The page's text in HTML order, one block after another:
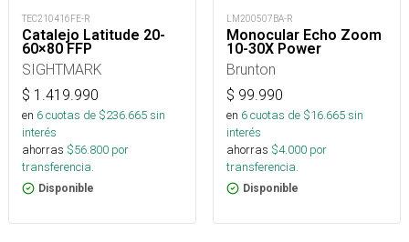
TEC210416FE-R
Catalejo Latitude 20-
60×80 FFP
SIGHTMARK
$ 1.419.990
en 6cuotas de $236.665sin
interés
ahorras $56.800 por
transferencia.
Disponible
LM200507BA-R
Monocular Echo Zoom
10-30X Power
Brunton
$ 99.990
en 6cuotas de $16.665sin
interés
ahorras $4.000 por
transferencia.
Disponible